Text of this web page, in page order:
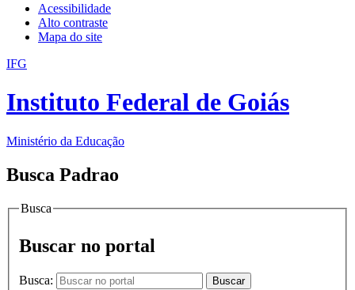
Acessibilidade
Alto contraste
Mapa do site
IFG
Instituto Federal de Goiás
Ministério da Educação
Busca Padrao
Busca
Buscar no portal
Busca: Buscar